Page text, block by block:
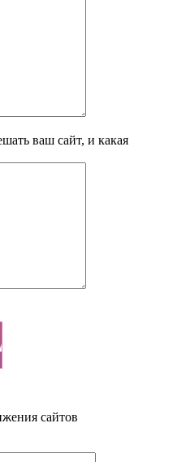
ваш сайт, и какая
сайтов